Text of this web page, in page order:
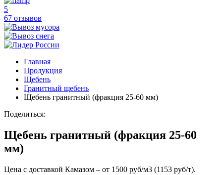
5
67 отзывов
Главная
Продукция
Щебень
Гранитный щебень
Щебень гранитный (фракция 25-60 мм)
Поделиться:
Щебень гранитный (фракция 25-60
мм)
Цена с доставкой Камазом – от 1500 руб/м3 (1153 руб/т).